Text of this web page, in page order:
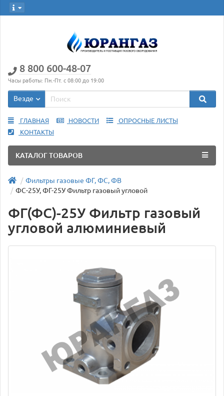
8 800 600-48-07
Часы работы: Пн.-Пт. с 08:00 до 19:00
Везде
ГЛАВНАЯ НОВОСТИ
ОПРОСНЫЕ ЛИСТЫ
КОНТАКТЫ
КАТАЛОГ ТОВАРОВ
Фильтры газовые ФГ, ФС, ФВ
ФС-25У, ФГ-25У Фильтр газовый угловой
ФГ(ФС)-25У Фильтр газовый
угловой алюминиевый